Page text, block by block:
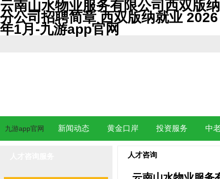
云南山水物业服务有限公司西双版纳
分公司招聘简章 西双版纳就业 2026
年1月-九游app官网
九游app官网 新闻动态 黄金口岸 投资服务 中
人才咨询